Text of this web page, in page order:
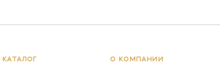
КАТАЛОГ О КОМПАНИИ